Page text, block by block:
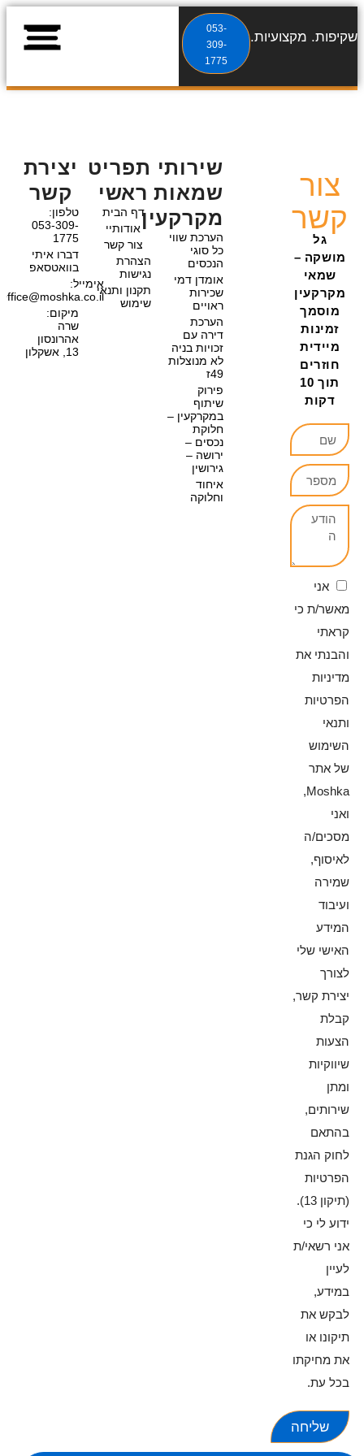
שקיפות. מקצועיות. תוצאות.
053-
309-
1775
צור
קשר
גל
מושקה –
שמאי
מקרקעין
מוסמך
זמינות
מיידית
חוזרים
תוך 10
דקות
אני
מאשר/ת כי
קראתי
והבנתי את
מדיניות
הפרטיות
ותנאי
השימוש
של אתר
Moshka,
ואני
מסכים/ה
לאיסוף,
שמירה
ועיבוד
המידע
האישי שלי
לצורך
יצירת קשר,
קבלת
הצעות
שיווקיות
ומתן
שירותים,
בהתאם
לחוק הגנת
הפרטיות
(תיקון 13).
ידוע לי כי
אני רשאי/ת
לעיין
במידע,
לבקש את
תיקונו או
את מחיקתו
בכל עת.
שליחה
שירותי
שמאות
מקרקעין
הערכת שווי
כל סוגי
הנכסים
אומדן דמי
שכירות
ראויים
הערכת
דירה עם
זכויות בניה
לא מנוצלות
49ז
פירוק
שיתוף
במקרקעין –
חלוקת
נכסים –
ירושה –
גירושין
איחוד
וחלוקה
תפריט
ראשי
דף הבית
אודותיי
צור קשר
הצהרת
נגישות
תקנון ותנאי
שימוש
יצירת
קשר
טלפון:
053-309-
1775
דברו איתי
בוואטסאפ
אימייל:
מיקום:
שרה
אהרונסון
13, אשקלון